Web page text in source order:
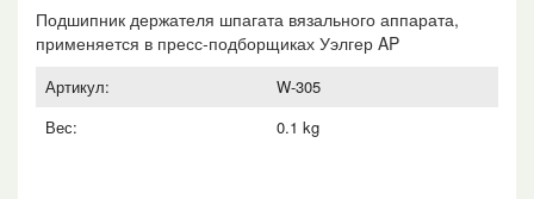
Подшипник держателя шпагата вязального аппарата,
применяется в пресс-подборщиках Уэлгер AP
Артикул:
W-305
Вес:
0.1 kg